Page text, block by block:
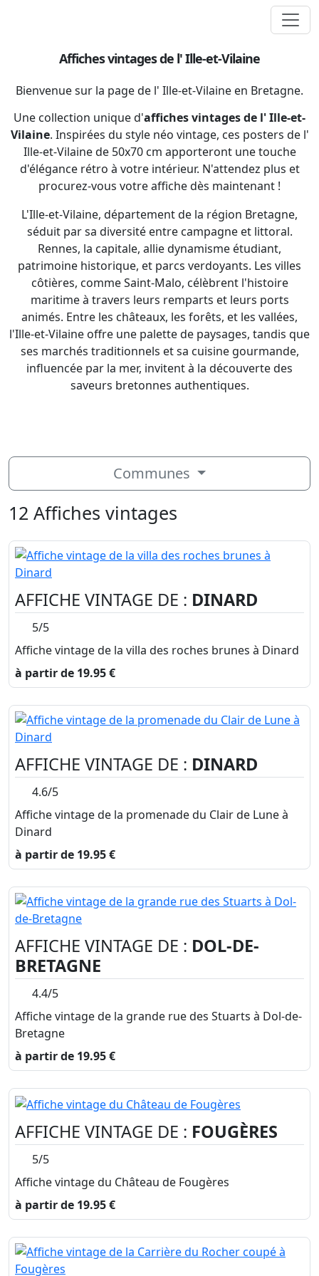
Affiches vintages de l' Ille-et-Vilaine
Bienvenue sur la page de l' Ille-et-Vilaine en Bretagne.
Une collection unique d'affiches vintages de l' Ille-et-
Vilaine. Inspirées du style néo vintage, ces posters de l'
Ille-et-Vilaine de 50x70 cm apporteront une touche
d'élégance rétro à votre intérieur. N'attendez plus et
procurez-vous votre affiche dès maintenant !
L'Ille-et-Vilaine, département de la région Bretagne,
séduit par sa diversité entre campagne et littoral.
Rennes, la capitale, allie dynamisme étudiant,
patrimoine historique, et parcs verdoyants. Les villes
côtières, comme Saint-Malo, célèbrent l'histoire
maritime à travers leurs remparts et leurs ports
animés. Entre les châteaux, les forêts, et les vallées,
l'Ille-et-Vilaine offre une palette de paysages, tandis que
ses marchés traditionnels et sa cuisine gourmande,
influencée par la mer, invitent à la découverte des
saveurs bretonnes authentiques.
Communes
12 Affiches vintages
AFFICHE VINTAGE DE : DINARD
5/5
Affiche vintage de la villa des roches brunes à Dinard
à partir de 19.95 €
AFFICHE VINTAGE DE : DINARD
4.6/5
Affiche vintage de la promenade du Clair de Lune à
Dinard
à partir de 19.95 €
AFFICHE VINTAGE DE : DOL-DE-
BRETAGNE
4.4/5
Affiche vintage de la grande rue des Stuarts à Dol-de-
Bretagne
à partir de 19.95 €
AFFICHE VINTAGE DE : FOUGÈRES
5/5
Affiche vintage du Château de Fougères
à partir de 19.95 €